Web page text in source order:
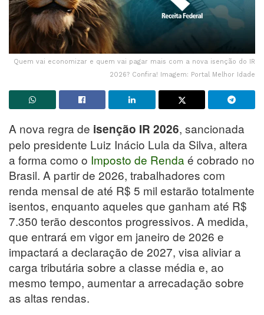
Quem vai economizar e quem vai pagar mais com a nova isenção do IR
2026? Confira! Imagem: Portal Melhor Idade
A nova regra de isenção IR 2026, sancionada
pelo presidente Luiz Inácio Lula da Silva, altera
a forma como o Imposto de Renda é cobrado no
Brasil. A partir de 2026, trabalhadores com
renda mensal de até R$ 5 mil estarão totalmente
isentos, enquanto aqueles que ganham até R$
7.350 terão descontos progressivos. A medida,
que entrará em vigor em janeiro de 2026 e
impactará a declaração de 2027, visa aliviar a
carga tributária sobre a classe média e, ao
mesmo tempo, aumentar a arrecadação sobre
as altas rendas.